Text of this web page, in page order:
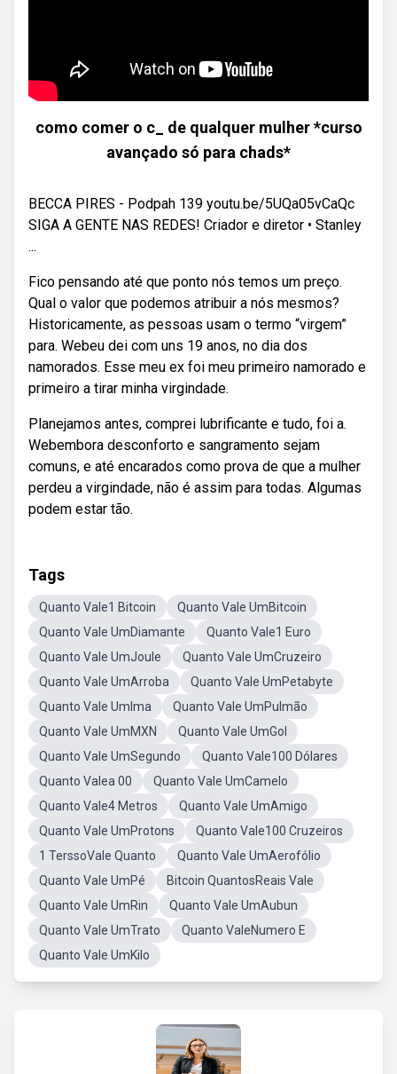
como comer o c_ de qualquer mulher *curso
avançado só para chads*
BECCA PIRES - Podpah 139 youtu.be/5UQa05vCaQc
SIGA A GENTE NAS REDES! Criador e diretor • Stanley
...
Fico pensando até que ponto nós temos um preço.
Qual o valor que podemos atribuir a nós mesmos?
Historicamente, as pessoas usam o termo “virgem”
para. Webeu dei com uns 19 anos, no dia dos
namorados. Esse meu ex foi meu primeiro namorado e
primeiro a tirar minha virgindade.
Planejamos antes, comprei lubrificante e tudo, foi a.
Webembora desconforto e sangramento sejam
comuns, e até encarados como prova de que a mulher
perdeu a virgindade, não é assim para todas. Algumas
podem estar tão.
Tags
Quanto Vale1 Bitcoin
Quanto Vale UmBitcoin
Quanto Vale UmDiamante
Quanto Vale1 Euro
Quanto Vale UmJoule
Quanto Vale UmCruzeiro
Quanto Vale UmArroba
Quanto Vale UmPetabyte
Quanto Vale UmIma
Quanto Vale UmPulmão
Quanto Vale UmMXN
Quanto Vale UmGol
Quanto Vale UmSegundo
Quanto Vale100 Dólares
Quanto Valea 00
Quanto Vale UmCamelo
Quanto Vale4 Metros
Quanto Vale UmAmigo
Quanto Vale UmProtons
Quanto Vale100 Cruzeiros
1 TerssoVale Quanto
Quanto Vale UmAerofólio
Quanto Vale UmPé
Bitcoin QuantosReais Vale
Quanto Vale UmRin
Quanto Vale UmAubun
Quanto Vale UmTrato
Quanto ValeNumero E
Quanto Vale UmKilo